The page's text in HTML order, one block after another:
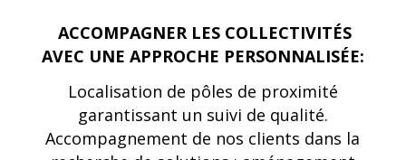
ACCOMPAGNER LES COLLECTIVITÉS
AVEC UNE APPROCHE PERSONNALISÉE:
Localisation de pôles de proximité
garantissant un suivi de qualité.
Accompagnement de nos clients dans la